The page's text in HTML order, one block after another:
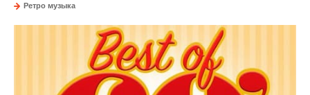
Ретро музыка